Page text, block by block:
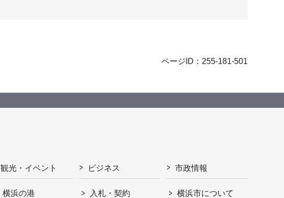
ページID：255-181-501
観光・イベント
横浜の港
ビジネス
入札・契約
市政情報
横浜市について